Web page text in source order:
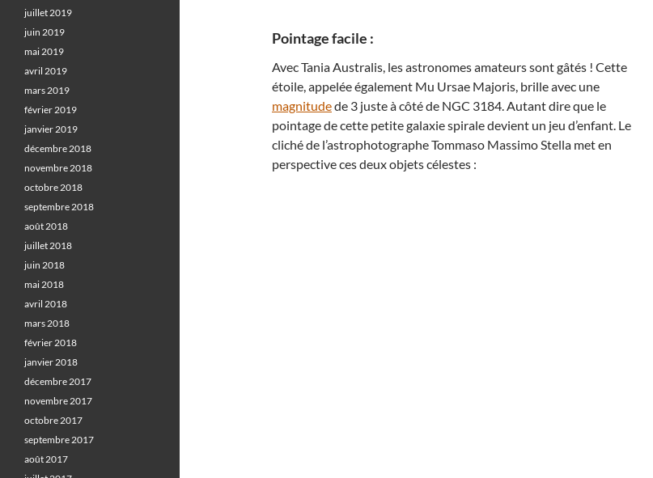
Pointage facile :
Avec Tania Australis, les astronomes amateurs sont gâtés ! Cette
étoile, appelée également Mu Ursae Majoris, brille avec une
magnitudede 3 juste à côté de NGC 3184. Autant dire que le
pointage de cette petite galaxie spirale devient un jeu d’enfant. Le
cliché de l’astrophotographe Tommaso Massimo Stella met en
perspective ces deux objets célestes :
juillet 2019
juin 2019
mai 2019
avril 2019
mars 2019
février 2019
janvier 2019
décembre 2018
novembre 2018
octobre 2018
septembre 2018
août 2018
juillet 2018
juin 2018
mai 2018
avril 2018
mars 2018
février 2018
janvier 2018
décembre 2017
novembre 2017
octobre 2017
septembre 2017
août 2017